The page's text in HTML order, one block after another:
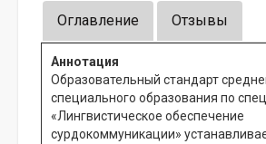
Оглавление Отзывы
Аннотация
Образовательный стандарт
специального образования по
«Лингвистическое обеспечение
сурдокоммуникации»